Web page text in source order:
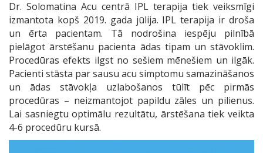
Dr. Solomatina Acu centrā IPL terapija tiek veiksmīgi
izmantota kopš 2019. gada jūlija. IPL terapija ir droša
un ērta pacientam. Tā nodrošina iespēju pilnībā
pielāgot ārstēšanu pacienta ādas tipam un stāvoklim.
Procedūras efekts ilgst no sešiem mēnešiem un ilgāk.
Pacienti stāsta par sausu acu simptomu samazināšanos
un ādas stāvokļa uzlabošanos tūlīt pēc pirmās
procedūras – neizmantojot papildu zāles un pilienus.
Lai sasniegtu optimālu rezultātu, ārstēšana tiek veikta
4-6 procedūru kursā.